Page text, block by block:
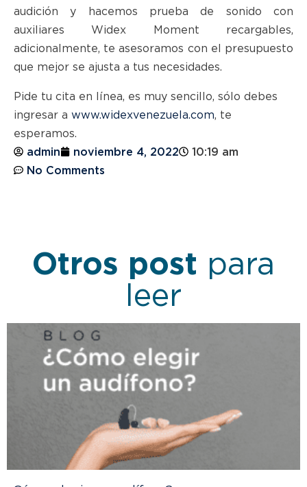
audición y hacemos prueba de sonido con
auxiliares Widex Moment recargables,
adicionalmente, te asesoramos con el presupuesto
que mejor se ajusta a tus necesidades.
Pide tu cita en línea, es muy sencillo, sólo debes
ingresar a www.widexvenezuela.com, te
esperamos.
admin
noviembre 4, 2022
10:19 am
No Comments
Otros post para
leer